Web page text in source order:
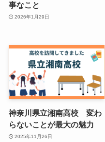
事なこと
2026年1月29日
神奈川県立湘南高校 変わ
らないことが最大の魅力
2025年11月26日